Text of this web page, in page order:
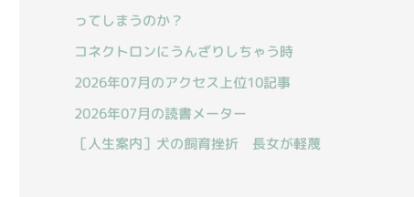
ってしまうのか？
コネクトロンにうんざりしちゃう時
2026年07月のアクセス上位10記事
2026年07月の読書メーター
［人生案内］犬の飼育挫折 長女が軽蔑